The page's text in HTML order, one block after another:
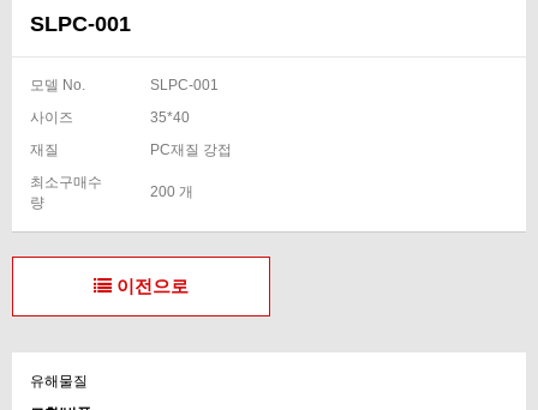
SLPC-001
모델 No.
SLPC-001
사이즈
35*40
재질
PC재질 강접
최소구매수
량
200 개
이전으로
유해물질